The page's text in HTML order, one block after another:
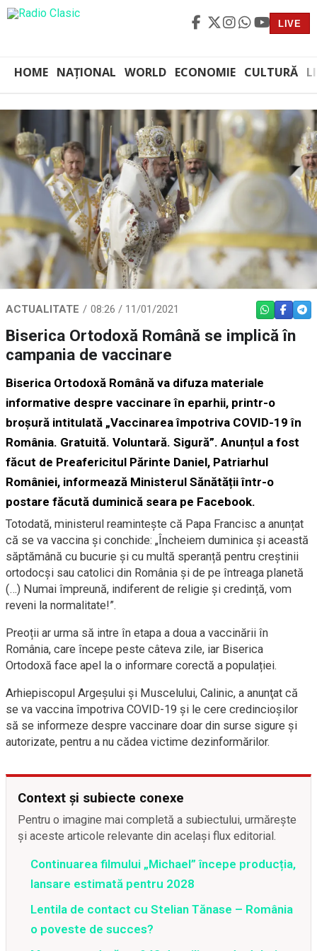
LIVE
HOME NAȚIONAL WORLD ECONOMIE CULTURĂ
ACTUALITATE 08:26 / 11/01/2021 WHATSAPP
Biserica Ortodoxă Română se implică în
campania de vaccinare
Biserica Ortodoxă Română va difuza materiale
informative despre vaccinare în eparhii, printr-o
broșură intitulată „Vaccinarea împotriva COVID-19 în
România. Gratuită. Voluntară. Sigură”. Anunțul a fost
făcut de Preafericitul Părinte Daniel, Patriarhul
României, informează Ministerul Sănătății într-o
postare făcută duminică seara pe Facebook.
Totodată, ministerul reamintește că Papa Francisc a anunțat
că se va vaccina și conchide: „Încheiem duminica și această
săptămână cu bucurie și cu multă speranță pentru creștinii
ortodocși sau catolici din România și de pe întreaga planetă
(…) Numai împreună, indiferent de religie și credință, vom
reveni la normalitate!”.
Preoții ar urma să intre în etapa a doua a vaccinării în
România, care începe peste câteva zile, iar Biserica
Ortodoxă face apel la o informare corectă a populației.
Arhiepiscopul Argeşului şi Muscelului, Calinic, a anunţat că
se va vaccina împotriva COVID-19 şi le cere credincioşilor
să se informeze despre vaccinare doar din surse sigure şi
autorizate, pentru a nu cădea victime dezinformărilor.
Context și subiecte conexe
Pentru o imagine mai completă a subiectului, urmărește
și aceste articole relevante din același flux editorial.
Continuarea filmului „Michael” începe producția,
lansare estimată pentru 2028
Lentila de contact cu Stelian Tănase – România
o poveste de succes?